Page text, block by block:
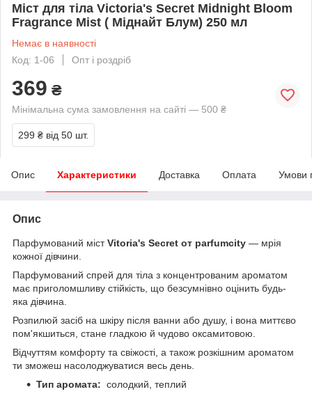
Міст для тіла Victoria's Secret Midnight Bloom
Fragrance Mist ( Міднайт Блум) 250 мл
Немає в наявності
Код: 1-06
Опт і роздріб
369 ₴
Мінімальна сума замовлення на сайті — 500 ₴
299 ₴ від 50 шт.
Опис Характеристики Доставка Оплата Умови
Опис
Парфумований містVitoria's Secret от parfumcity — мрія
кожної дівчини.
Парфумований спрей для тіла з концентрованим ароматом
має приголомшливу стійкість, що безсумнівно оцінить будь-
яка дівчина.
Розпилюй засіб на шкіру після ванни або душу, і вона миттєво
пом'якшиться, стане гладкою й чудово оксамитовою.
Відчуттям комфорту та свіжості, а також розкішним ароматом
ти зможеш насолоджуватися весь день.
Тип аромата: солодкий, теплий